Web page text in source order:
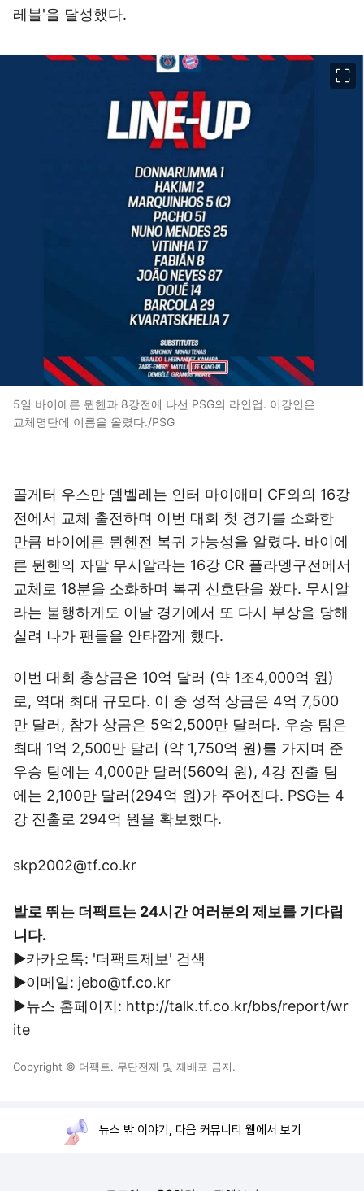
레블'을 달성했다.
5일 바이에른 뮌헨과 8강전에 나선 PSG의 라인업. 이강인은
교체명단에 이름을 올렸다./PSG
골게터 우스만 뎀벨레는 인터 마이애미 CF와의 16강
전에서 교체 출전하며 이번 대회 첫 경기를 소화한
만큼 바이에른 뮌헨전 복귀 가능성을 알렸다. 바이에
른 뮌헨의 자말 무시알라는 16강 CR 플라멩구전에서
교체로 18분을 소화하며 복귀 신호탄을 쐈다. 무시알
라는 불행하게도 이날 경기에서 또 다시 부상을 당해
실려 나가 팬들을 안타깝게 했다.
이번 대회 총상금은 10억 달러 (약 1조4,000억 원)
로, 역대 최대 규모다. 이 중 성적 상금은 4억 7,500
만 달러, 참가 상금은 5억2,500만 달러다. 우승 팀은
최대 1억 2,500만 달러 (약 1,750억 원)를 가지며 준
우승 팀에는 4,000만 달러(560억 원), 4강 진출 팀
에는 2,100만 달러(294억 원)가 주어진다. PSG는 4
강 진출로 294억 원을 확보했다.
skp2002@tf.co.kr
발로 뛰는 더팩트는 24시간 여러분의 제보를 기다립
니다.
▶카카오톡: '더팩트제보' 검색
▶이메일: jebo@tf.co.kr
▶뉴스 홈페이지: http://talk.tf.co.kr/bbs/report/wr
ite
Copyright © 더팩트. 무단전재 및 재배포 금지.
뉴스 밖 이야기, 다음 커뮤니티 웹에서 보기